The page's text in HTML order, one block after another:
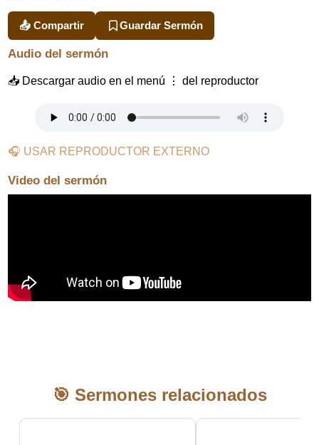
📤 Compartir Guardar Sermón
Audio del sermón
📥 Descargar audio en el menú ⋮ del reproductor
🎧 USAR REPRODUCTOR EXTERNO
Video del sermón
🎯 Sermones relacionados